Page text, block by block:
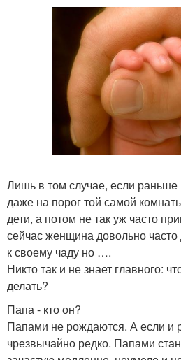
Лишь в том случае, если раньше
даже на порог той самой
дети, а потом не так уж часто
сейчас женщина довольно часто
к своему чаду но ….
Никто так и не знает главного:
делать?
Папа - кто он?
Папами не рождаются. А если и
чрезвычайно редко. Папами